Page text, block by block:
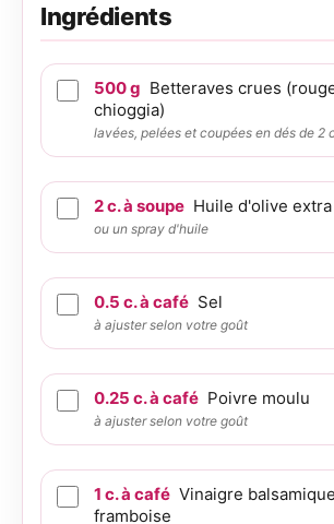
Ingrédients
500g Betteraves crues
chioggia)
lavées, pelées et coupées en dés de 2
2c. à soupe Huile d'olive
ou un spray d'huile
0.5 c. à café Sel
à ajuster selon votre goût
0.25 c. à café Poivre moulu
à ajuster selon votre goût
1 c. à café Vinaigre
framboise